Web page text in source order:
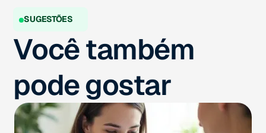
SUGESTÕES
Você também
pode gostar